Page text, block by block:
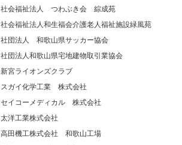
社会福祉法人 つわぶき会 綜成苑
社会福祉法人和生福会介護老人福祉施設緑風苑
社団法人 和歌山県サッカー協会
社団法人和歌山県宅地建物取引業協会
新宮ライオンズクラブ
スガイ化学工業 株式会社
セイコーメディカル 株式会社
太洋工業株式会社
高田機工株式会社 和歌山工場